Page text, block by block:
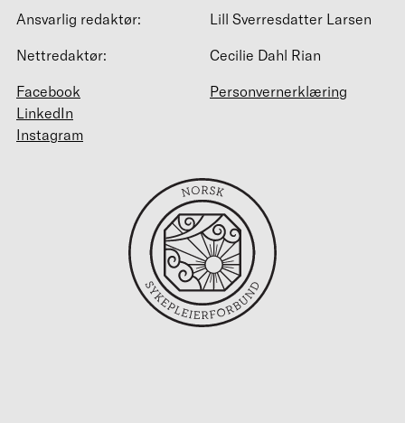
Ansvarlig redaktør:
Lill Sverresdatter Larsen
Nettredaktør:
Cecilie Dahl Rian
Facebook
LinkedIn
Instagram
Personvernerklæring